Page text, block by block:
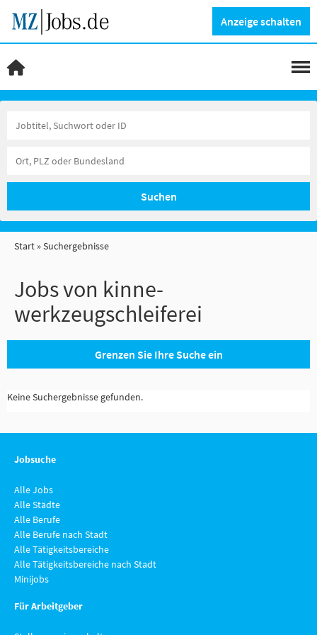
Anzeige schalten
Suchen
Start Suchergebnisse
Jobs von kinne-
werkzeugschleiferei
Grenzen Sie Ihre Suche ein
Keine Suchergebnisse gefunden.
Jobsuche
Alle Jobs
Alle Städte
Alle Berufe
Alle Berufe nach Stadt
Alle Tätigkeitsbereiche
Alle Tätigkeitsbereiche nach Stadt
Minijobs
Für Arbeitgeber